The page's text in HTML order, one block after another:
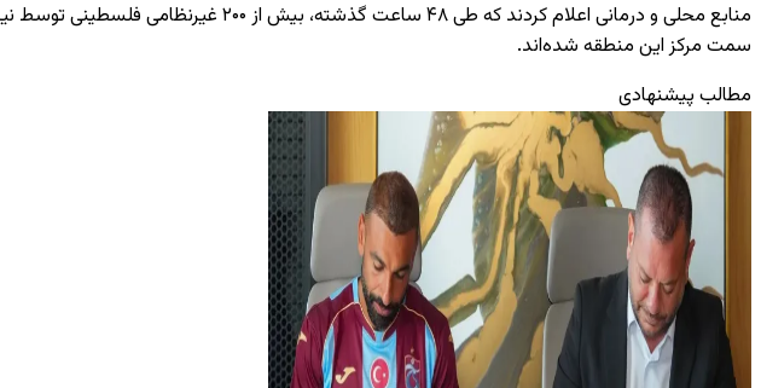
سمت مرکز این منطقه شده‌اند.
مطالب پیشنهادی